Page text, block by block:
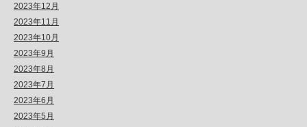
2023年12月
2023年11月
2023年10月
2023年9月
2023年8月
2023年7月
2023年6月
2023年5月